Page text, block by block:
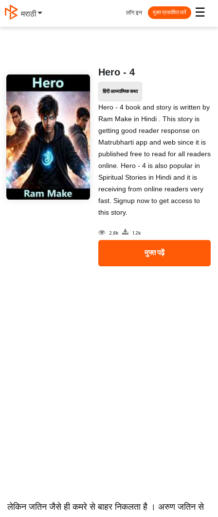
मराठी ☰
लॉग इन मुक्त प्रकाशित करें
Hero - 4
हिंदी आध्यात्मिक कथा
Hero - 4 book and story is written by
Ram Make in Hindi . This story is
getting good reader response on
Matrubharti app and web since it is
published free to read for all readers
online. Hero - 4 is also popular in
Spiritual Stories in Hindi and it is
receiving from online readers very
fast. Signup now to get access to
this story.
2.8k 1.2k
मुफ्त पढ़ें
लेकिन जतिन जैसे ही कमरे से बाहर निकलता है । अरुण जतिन से